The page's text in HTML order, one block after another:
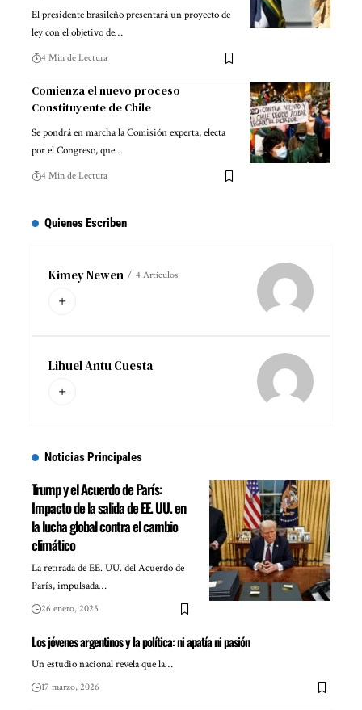
El presidente brasileño presentará un proyecto de
ley con el objetivo de…
4 Min de Lectura
Comienza el nuevo proceso
Constituyente de Chile
Se pondrá en marcha la Comisión experta, electa
por el Congreso, que…
4 Min de Lectura
Quienes Escriben
Kimey Newen 4 Artículos
Lihuel Antu Cuesta
Noticias Principales
Trump y el Acuerdo de París:
Impacto de la salida de EE. UU. en
la lucha global contra el cambio
climático
La retirada de EE. UU. del Acuerdo de
París, impulsada…
26 enero, 2025
Los jóvenes argentinos y la política: ni apatía ni pasión
Un estudio nacional revela que la…
17 marzo, 2026